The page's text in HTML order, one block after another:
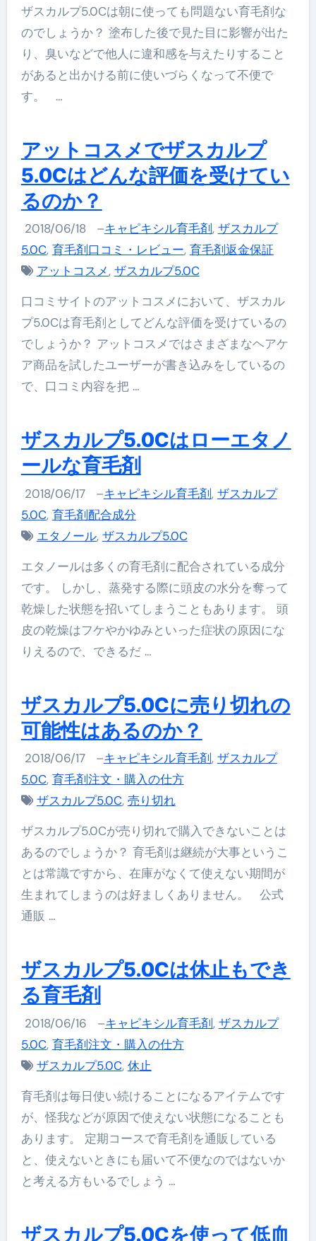
ザスカルプ5.0Cは朝に使っても問題ない育毛剤な
のでしょうか？ 塗布した後で見た目に影響が出た
り、臭いなどで他人に違和感を与えたりすること
があると出かける前に使いづらくなって不便で
す。 …
アットコスメでザスカルプ
5.0Cはどんな評価を受けてい
るのか？
2018/06/18 –キャピキシル育毛剤, ザスカルプ
5.0C, 育毛剤口コミ・レビュー, 育毛剤返金保証
アットコスメ, ザスカルプ5.0C
口コミサイトのアットコスメにおいて、ザスカル
プ5.0Cは育毛剤としてどんな評価を受けているの
でしょうか？ アットコスメではさまざまなヘアケ
ア商品を試したユーザーが書き込みをしているの
で、口コミ内容を把 …
ザスカルプ5.0Cはローエタノ
ールな育毛剤
2018/06/17 –キャピキシル育毛剤, ザスカルプ
5.0C, 育毛剤配合成分
エタノール, ザスカルプ5.0C
エタノールは多くの育毛剤に配合されている成分
です。 しかし、蒸発する際に頭皮の水分を奪って
乾燥した状態を招いてしまうこともあります。 頭
皮の乾燥はフケやかゆみといった症状の原因にな
りえるので、できるだ …
ザスカルプ5.0Cに売り切れの
可能性はあるのか？
2018/06/17 –キャピキシル育毛剤, ザスカルプ
5.0C, 育毛剤注文・購入の仕方
ザスカルプ5.0C, 売り切れ
ザスカルプ5.0Cが売り切れで購入できないことは
あるのでしょうか？ 育毛剤は継続が大事というこ
とは常識ですから、在庫がなくて使えない期間が
生まれてしまうのは好ましくありません。 公式
通販 …
ザスカルプ5.0Cは休止もでき
る育毛剤
2018/06/16 –キャピキシル育毛剤, ザスカルプ
5.0C, 育毛剤注文・購入の仕方
ザスカルプ5.0C, 休止
育毛剤は毎日使い続けることになるアイテムです
が、怪我などが原因で使えない状態になることも
あります。 定期コースで育毛剤を通販している
と、使えないときにも届いて不便なのではないか
と考える方もいるでしょう …
ザスカルプ5.0Cを使って低血